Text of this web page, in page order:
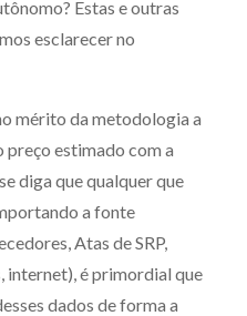
Estas e outras
esclarecer no
mérito da metodologia a
preço estimado com a
diga que qualquer que
a fonte
Atas de SRP,
é primordial que
dados de forma a